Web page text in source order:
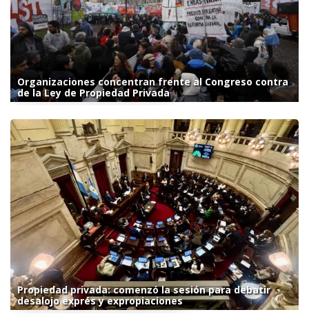
Organizaciones concentran frente al Congreso contra
de la Ley de Propiedad Privada
Propiedad privada: comenzó la sesión para debatir
desalojo exprés y expropiaciones